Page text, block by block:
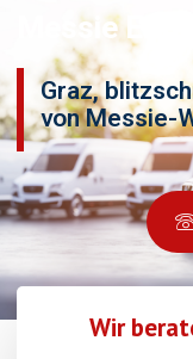
Messie
Graz,
von Messie-
Wir